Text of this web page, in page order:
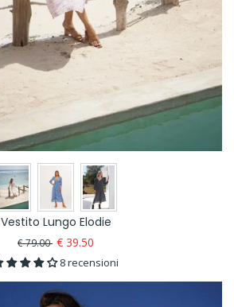
Vestito Lungo Elodie
€ 79.00 € 39.50
8 recensioni